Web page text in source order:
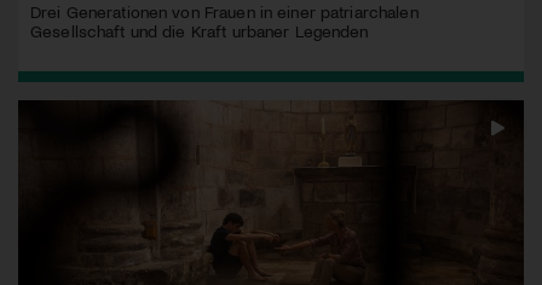
Drei Generationen von Frauen in einer patriarchalen
Gesellschaft und die Kraft urbaner Legenden